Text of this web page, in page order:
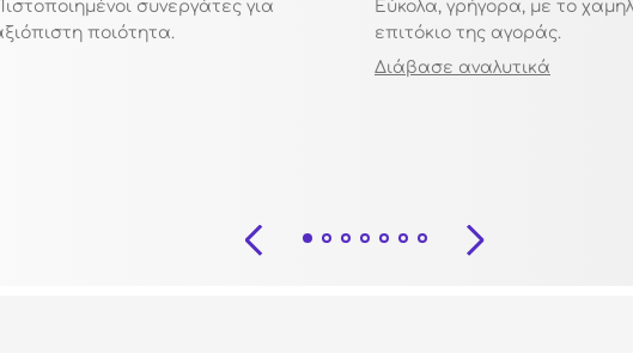
Πιστοποιημένοι συνεργάτες για
ποιότητα.
Εύκολα, γρήγορα, με το
επιτόκιο της αγοράς.
Διάβασε αναλυτικά